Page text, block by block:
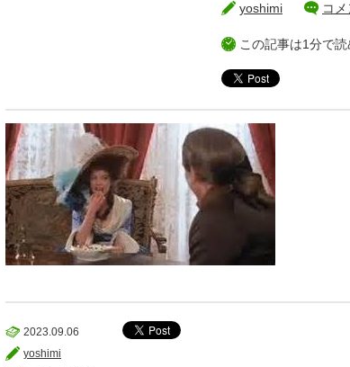
yoshimi コメ
この記事は1分で読
2023.09.06
yoshimi